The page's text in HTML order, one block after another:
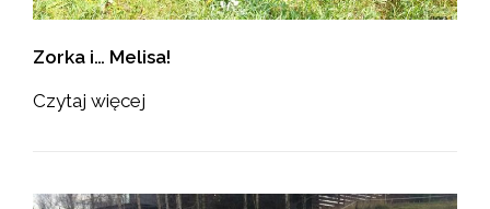
Zorka i… Melisa!
Czytaj więcej